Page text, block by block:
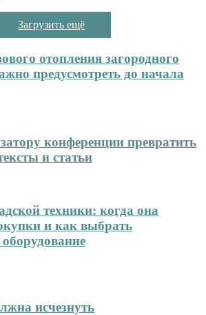
Загрузить ещё
отопления загородного
предусмотреть до начала
конференции превратить
и статьи
техники: когда она
и как выбрать
исчезнуть